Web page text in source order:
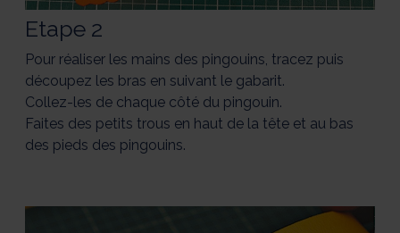
Etape 2
Pour réaliser les mains des pingouins, tracez puis
découpez les bras en suivant le gabarit.
Collez-les de chaque côté du pingouin.
Faites des petits trous en haut de la tête et au bas
des pieds des pingouins.